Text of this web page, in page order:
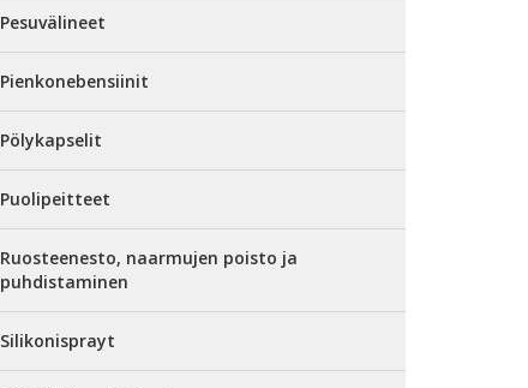
Pesuvälineet
Pienkonebensiinit
Pölykapselit
Puolipeitteet
Ruosteenesto, naarmujen poisto ja
puhdistaminen
Silikonisprayt